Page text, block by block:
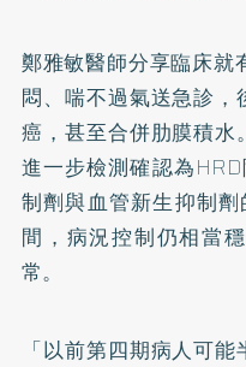
鄭雅敏醫師分享臨床就
悶、喘不過氣送急診
癌，甚至合併肋膜積水
進一步檢測確認為
制劑與血管新生抑制
間，病況控制仍相當
常。
「以前第四期病人可